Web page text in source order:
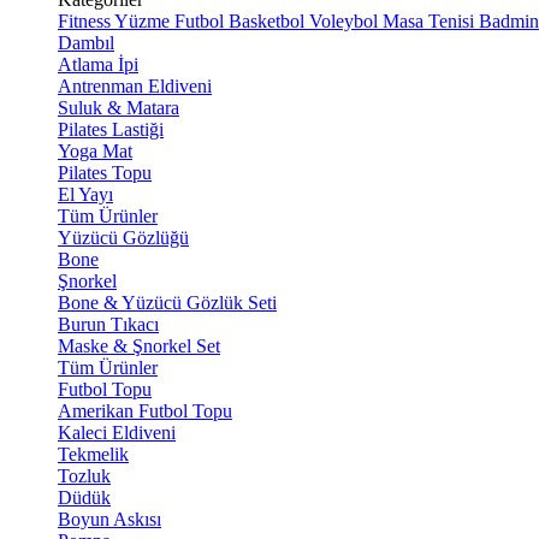
FitnessYüzme Futbol Basketbol Voleybol Masa Tenisi
Dambıl
Atlama İpi
Antrenman Eldiveni
Suluk & Matara
Pilates Lastiği
Yoga Mat
Pilates Topu
El Yayı
Tüm Ürünler
Yüzücü Gözlüğü
Bone
Şnorkel
Bone & Yüzücü Gözlük Seti
Burun Tıkacı
Maske & Şnorkel Set
Tüm Ürünler
Futbol Topu
Amerikan Futbol Topu
Kaleci Eldiveni
Tekmelik
Tozluk
Düdük
Boyun Askısı